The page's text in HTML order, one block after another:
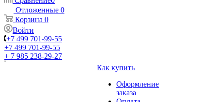
Отложенные 0
Корзина 0
Войти
+7 499 701-99-55
+7 499 701-99-55
+ 7 985 238-29-27
Как купить
Оформление
заказа